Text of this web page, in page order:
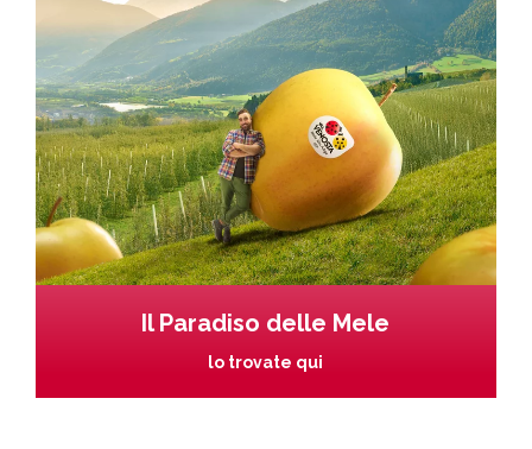
Il Paradiso delle Mele
lo trovate qui